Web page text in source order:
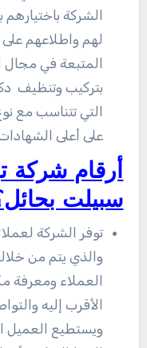
الشركة
لهم واطلاعهم على
المتبعة في مجال
بتركيب وتنظيف
التي تتناسب مع
على أعلى
أرقام شركة
سبيلت
توفر الشركة
والذي يتم من
العملاء ومعرفة
الأقرب إليه
ويستطيع العميل